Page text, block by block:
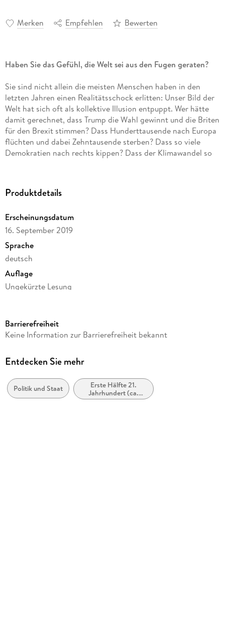
Merken Empfehlen Bewerten
Haben Sie das Gefühl, die Welt sei aus den Fugen geraten?
Sie sind nicht allein die meisten Menschen haben in den
letzten Jahren einen Realitätsschock erlitten: Unser Bild der
Welt hat sich oft als kollektive Illusion entpuppt. Wer hätte
damit gerechnet, dass Trump die Wahl gewinnt und die Briten
für den Brexit stimmen? Dass Hunderttausende nach Europa
flüchten und dabei Zehntausende sterben? Dass so viele
Demokratien nach rechts kippen? Dass der Klimawandel so
neuen Buch, warum die Welt plötzlich aus den Fugen geraten
zu sein scheint. In seiner großen Analyse untersucht er,
daraus lernen können und müssen.
Gelesen vom Autor
Produktdetails
Erscheinungsdatum
16. September 2019
Sprache
deutsch
Auflage
Ungekürzte Lesung
Dateigröße
Laufzeit
Autor/Autorin
Sascha Lobo
Barrierefreiheit
Keine Information zur Barrierefreiheit bekannt
Entdecken Sie mehr
Politik und Staat
Erste Hälfte 21.
Jahrhundert (ca.
2000 bis ca. 2050)